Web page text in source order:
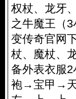
权杖、龙牙
之牛魔王（
变传奇官网
杖、魔杖、
备外表衣服
袍→宝甲→天